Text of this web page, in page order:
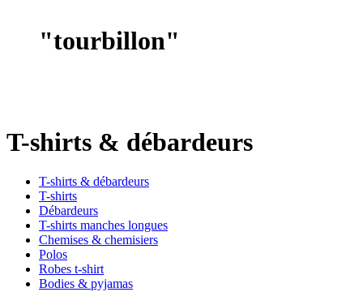
"tourbillon"
T-shirts & débardeurs
T-shirts & débardeurs
T-shirts
Débardeurs
T-shirts manches longues
Chemises & chemisiers
Polos
Robes t-shirt
Bodies & pyjamas